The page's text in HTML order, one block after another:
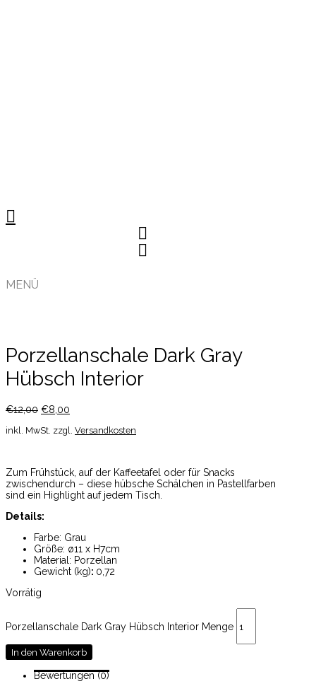
MENÜ
Porzellanschale Dark Gray
Hübsch Interior
€12,00 €8,00
inkl. MwSt. zzgl. Versandkosten
Zum Frühstück, auf der Kaffeetafel oder für Snacks
zwischendurch – diese hübsche Schälchen in Pastellfarben
sind ein Highlight auf jedem Tisch.
Details:
Farbe: Grau
Größe: ø11 x H7cm
Material: Porzellan
Gewicht (kg): 0,72
Vorrätig
Porzellanschale Dark Gray Hübsch Interior Menge
In den Warenkorb
Bewertungen (0)